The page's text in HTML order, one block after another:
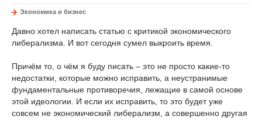
Экономика и бизнес
Давно хотел написать статью с критикой экономического
либерализма. И вот сегодня сумел выкроить время.
Причём то, о чём я буду писать – это не просто какие-то
недостатки, которые можно исправить, а неустранимые
фундаментальные противоречия, лежащие в самой основе
этой идеологии. И если их исправить, то это будет уже
совсем не экономический либерализм, а совершенно другая